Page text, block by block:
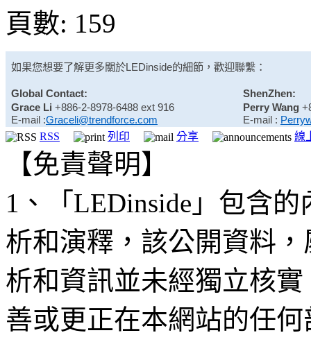
頁數: 159
如果您想要了解更多關於LEDinside的細節，歡迎聯繫：
Global Contact:
ShenZhen:
Grace Li +886-2-8978-6488 ext 916
E-mail :Graceli@trendforce.com
Perry Wang
E-mail :
RSS
列印 分享 線
【免責聲明】
1、「LEDinside」包含
析和演釋，該公開資料
析和資訊並未經獨立核
善或更正在本網站的任